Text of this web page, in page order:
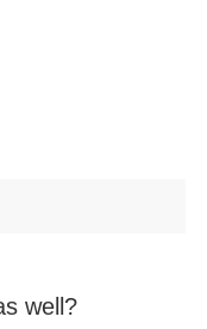
well?